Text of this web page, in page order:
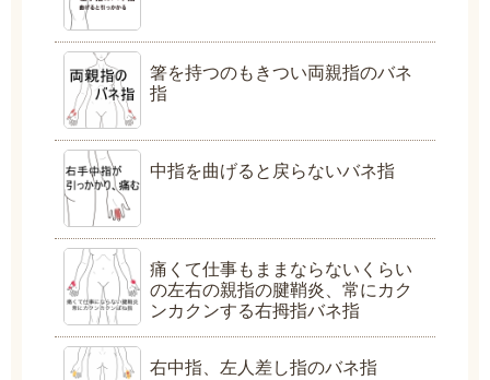
箸を持つのもきつい両親指のバネ
指
中指を曲げると戻らないバネ指
痛くて仕事もままならないくらい
の左右の親指の腱鞘炎、常にカク
ンカクンする右拇指バネ指
右中指、左人差し指のバネ指